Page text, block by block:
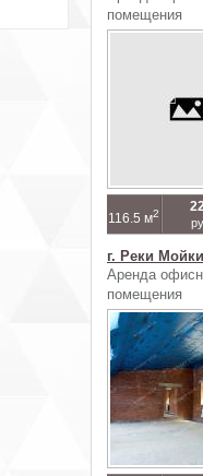
помещения
116.5 м2
г. Реки
Аренда
помещения